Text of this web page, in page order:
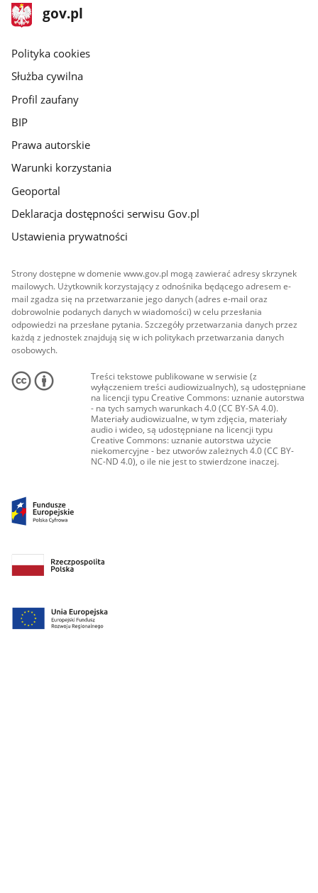
stopka
gov.pl
Strona
gov.pl
gov.pl
Polityka cookies
Służba cywilna
Profil zaufany
BIP
Prawa autorskie
Warunki korzystania
Geoportal
Deklaracja dostępności serwisu Gov.pl
Ustawienia prywatności
Strony dostępne w domenie www.gov.pl mogą zawierać adresy skrzynek
mailowych. Użytkownik korzystający z odnośnika będącego adresem e-
mail zgadza się na przetwarzanie jego danych (adres e-mail oraz
dobrowolnie podanych danych w wiadomości) w celu przesłania
odpowiedzi na przesłane pytania. Szczegóły przetwarzania danych przez
każdą z jednostek znajdują się w ich politykach przetwarzania danych
osobowych.
Treści tekstowe publikowane w serwisie (z
wyłączeniem treści audiowizualnych), są udostępniane
na licencji typu Creative Commons: uznanie autorstwa
- na tych samych warunkach 4.0 (CC BY-SA 4.0).
Materiały audiowizualne, w tym zdjęcia, materiały
audio i wideo, są udostępniane na licencji typu
Creative Commons: uznanie autorstwa użycie
niekomercyjne - bez utworów zależnych 4.0 (CC BY-
NC-ND 4.0), o ile nie jest to stwierdzone inaczej.